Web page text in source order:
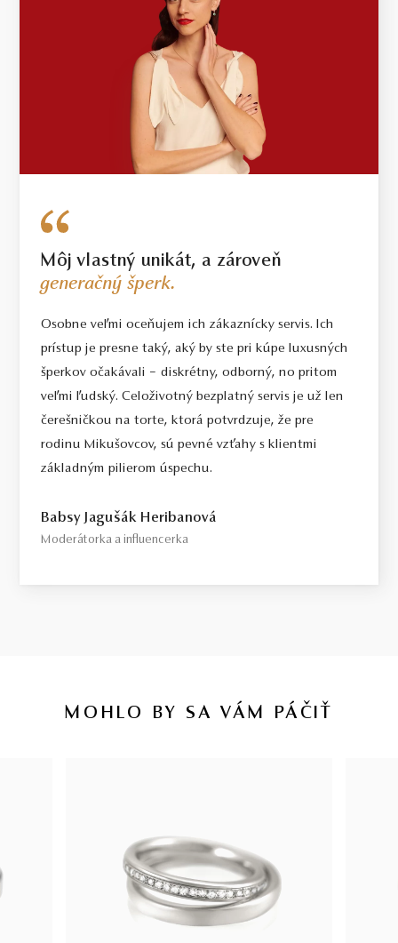
Môj vlastný unikát, a zároveň
generačný šperk.
Osobne veľmi oceňujem ich zákaznícky servis. Ich
prístup je presne taký, aký by ste pri kúpe luxusných
šperkov očakávali – diskrétny, odborný, no pritom
veľmi ľudský. Celoživotný bezplatný servis je už len
čerešničkou na torte, ktorá potvrdzuje, že pre
rodinu Mikušovcov, sú pevné vzťahy s klientmi
základným pilierom úspechu.
Babsy Jagušák Heribanová
Moderátorka a influencerka
MOHLO BY SA VÁM PÁČIŤ